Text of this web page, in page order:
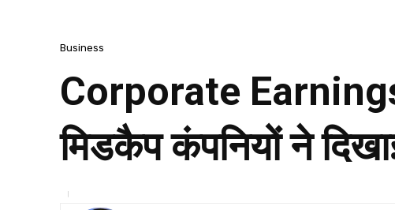
Business
Corporate
मिडकैप कंपनियों ने